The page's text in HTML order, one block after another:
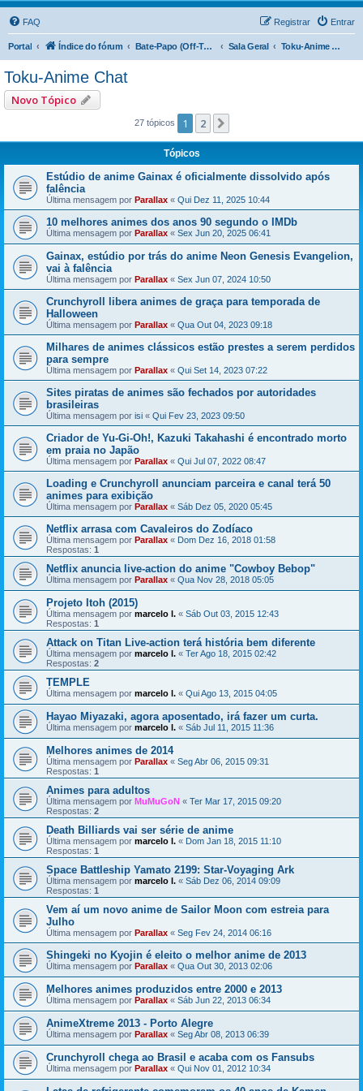
FAQ Entrar
Registrar
Portal Índice do fórum Bate-Papo (Off-Topic) Sala Geral Toku-Anime Chat
Toku-Anime Chat
Novo Tópico
27 tópicos 1 2
Tópicos
Estúdio de anime Gainax é oficialmente dissolvido após
falência
Última mensagem por Parallax « Qui Dez 11, 2025 10:44
10 melhores animes dos anos 90 segundo o IMDb
Última mensagem por Parallax « Sex Jun 20, 2025 06:41
Gainax, estúdio por trás do anime Neon Genesis Evangelion,
vai à falência
Última mensagem por Parallax « Sex Jun 07, 2024 10:50
Crunchyroll libera animes de graça para temporada de
Halloween
Última mensagem por Parallax « Qua Out 04, 2023 09:18
Milhares de animes clássicos estão prestes a serem perdidos
para sempre
Última mensagem por Parallax « Qui Set 14, 2023 07:22
Sites piratas de animes são fechados por autoridades
brasileiras
Última mensagem por isi « Qui Fev 23, 2023 09:50
Criador de Yu-Gi-Oh!, Kazuki Takahashi é encontrado morto
em praia no Japão
Última mensagem por Parallax « Qui Jul 07, 2022 08:47
Loading e Crunchyroll anunciam parceira e canal terá 50
animes para exibição
Última mensagem por Parallax « Sáb Dez 05, 2020 05:45
Netflix arrasa com Cavaleiros do Zodíaco
Última mensagem por Parallax « Dom Dez 16, 2018 01:58
Respostas: 1
Netflix anuncia live-action do anime "Cowboy Bebop"
Última mensagem por Parallax « Qua Nov 28, 2018 05:05
Projeto Itoh (2015)
Última mensagem por marcelo l. « Sáb Out 03, 2015 12:43
Respostas: 1
Attack on Titan Live-action terá história bem diferente
Última mensagem por marcelo l. « Ter Ago 18, 2015 02:42
Respostas: 2
TEMPLE
Última mensagem por marcelo l. « Qui Ago 13, 2015 04:05
Hayao Miyazaki, agora aposentado, irá fazer um curta.
Última mensagem por marcelo l. « Sáb Jul 11, 2015 11:36
Melhores animes de 2014
Última mensagem por Parallax « Seg Abr 06, 2015 09:31
Respostas: 1
Animes para adultos
Última mensagem por MuMuGoN « Ter Mar 17, 2015 09:20
Respostas: 2
Death Billiards vai ser série de anime
Última mensagem por marcelo l. « Dom Jan 18, 2015 11:10
Respostas: 1
Space Battleship Yamato 2199: Star-Voyaging Ark
Última mensagem por marcelo l. « Sáb Dez 06, 2014 09:09
Respostas: 1
Vem aí um novo anime de Sailor Moon com estreia para
Julho
Última mensagem por Parallax « Seg Fev 24, 2014 06:16
Shingeki no Kyojin é eleito o melhor anime de 2013
Última mensagem por Parallax « Qua Out 30, 2013 02:06
Melhores animes produzidos entre 2000 e 2013
Última mensagem por Parallax « Sáb Jun 22, 2013 06:34
AnimeXtreme 2013 - Porto Alegre
Última mensagem por Parallax « Seg Abr 08, 2013 06:39
Crunchyroll chega ao Brasil e acaba com os Fansubs
Última mensagem por Parallax « Qui Nov 01, 2012 10:34